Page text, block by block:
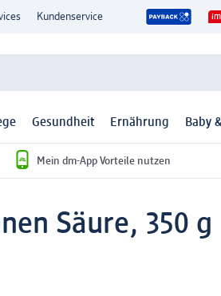
Kundenservice
Gesundheit Ernährung Baby
Mein dm-App Vorteile nutzen
Säure, 350 g